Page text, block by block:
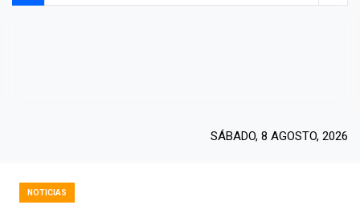
SÁBADO, 8 AGOSTO, 2026
NOTICIAS